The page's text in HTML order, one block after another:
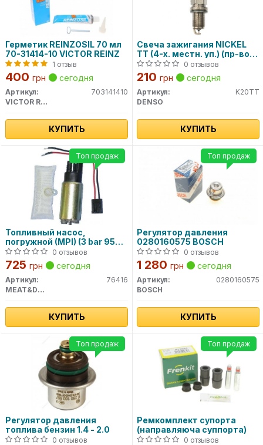
Герметик REINZOSIL 70 мл
70-31414-10 VICTOR REINZ
1 отзыв
400 грн сегодня
Артикул:
703141410
VICTOR REINZ
КУПИТЬ
Свеча зажигания NICKEL
TT (4-х. местн. уп.) (пр-во
DENSO)
0 отзывов
210 грн сегодня
Артикул:
K20TT
DENSO
КУПИТЬ
Топливный насос,
погружной (MPI) (3 bar 95
l/h) 76416 MEAT&DORIA
0 отзывов
725 грн сегодня
Артикул:
76416
MEAT&DORIA
КУПИТЬ
Топ продаж
Регулятор давления
0280160575 BOSCH
0 отзывов
1 280 грн сегодня
Артикул:
0280160575
BOSCH
КУПИТЬ
Топ продаж
Регулятор давления
топлива бензин 1.4 - 2.0
0 отзывов
Топ продаж
Ремкомплект супорта
(направляюча суппорта)
0 отзывов
Топ продаж